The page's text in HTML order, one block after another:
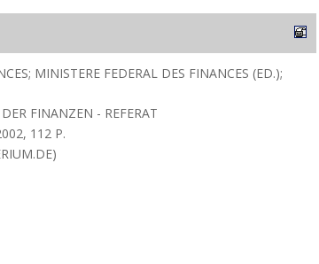
MINISTERE FEDERAL DES FINANCES (ED.);
FINANZEN - REFERAT
112 P.